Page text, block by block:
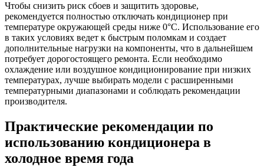
Чтобы снизить риск сбоев и защитить здоровье,
рекомендуется полностью отключать кондиционер при
температуре окружающей среды ниже 0°C. Использование его
в таких условиях ведет к быстрым поломкам и создает
дополнительные нагрузки на компоненты, что в дальнейшем
потребует дорогостоящего ремонта. Если необходимо
охлаждение или воздушное кондиционирование при низких
температурах, лучше выбирать модели с расширенными
температурными диапазонами и соблюдать рекомендации
производителя.
Практические рекомендации по
использованию кондиционера в
холодное время года